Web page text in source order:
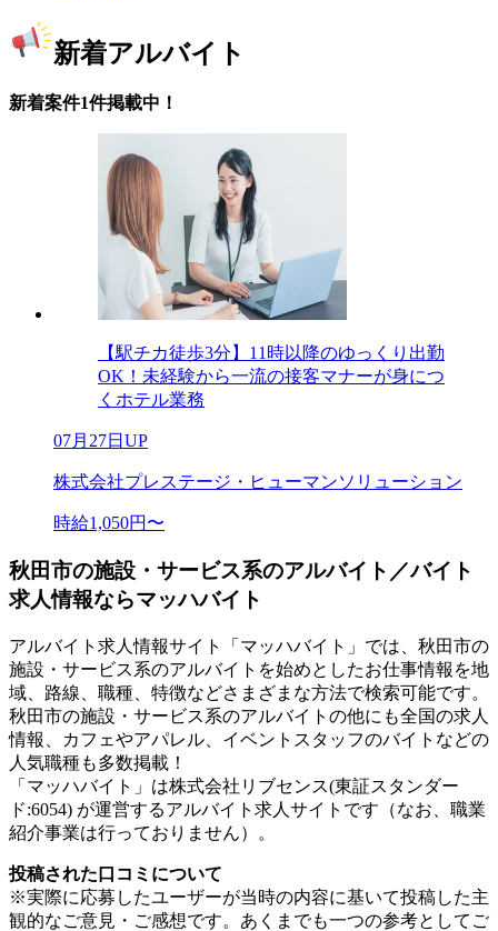
新着アルバイト
新着案件1件掲載中！
【駅チカ徒歩3分】11時以降のゆっくり出勤
OK！未経験から一流の接客マナーが身につ
くホテル業務
07月27日UP
株式会社プレステージ・ヒューマンソリューション
時給1,050円〜
秋田市の施設・サービス系のアルバイト／バイト
求人情報ならマッハバイト
アルバイト求人情報サイト「マッハバイト」では、秋田市の
施設・サービス系のアルバイトを始めとしたお仕事情報を地
域、路線、職種、特徴などさまざまな方法で検索可能です。
秋田市の施設・サービス系のアルバイトの他にも全国の求人
情報、カフェやアパレル、イベントスタッフのバイトなどの
人気職種も多数掲載！
「マッハバイト」は株式会社リブセンス(東証スタンダー
ド:6054) が運営するアルバイト求人サイトです（なお、職業
紹介事業は行っておりません）。
投稿された口コミについて
※実際に応募したユーザーが当時の内容に基いて投稿した主
観的なご意見・ご感想です。あくまでも一つの参考としてご